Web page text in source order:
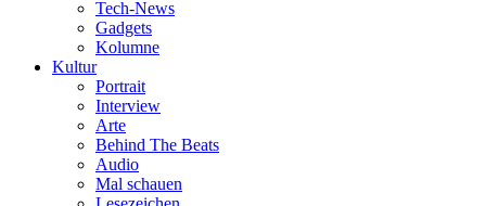
Tech-News
Gadgets
Kolumne
Kultur
Portrait
Interview
Arte
Behind The Beats
Audio
Mal schauen